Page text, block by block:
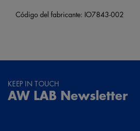
Código del fabricante: IO7843-002
KEEP IN TOUCH
AW LAB Newsletter